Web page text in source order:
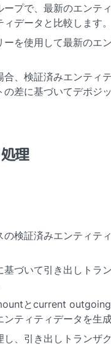
ープで、最新のエンテ
データと比較します。
ーを使用して最新のエ
、検証済みエンティ
の差に基づいてデポジ
理
の検証済みエンティテ
基づいて引き出しトラ
とcurrent
ティティデータを生成
し、引き出しトランザ